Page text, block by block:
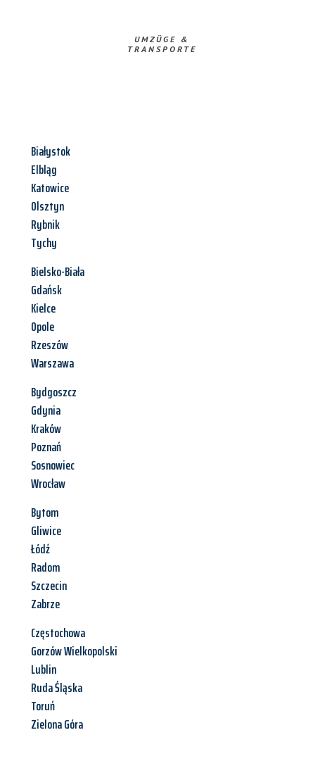
UMZÜGE &
TRANSPORTE
Białystok
Elbląg
Katowice
Olsztyn
Rybnik
Tychy
Bielsko-Biała
Gdańsk
Kielce
Opole
Rzeszów
Warszawa
Bydgoszcz
Gdynia
Kraków
Poznań
Sosnowiec
Wrocław
Bytom
Gliwice
Łódź
Radom
Szczecin
Zabrze
Częstochowa
Gorzów Wielkopolski
Lublin
Ruda Śląska
Toruń
Zielona Góra